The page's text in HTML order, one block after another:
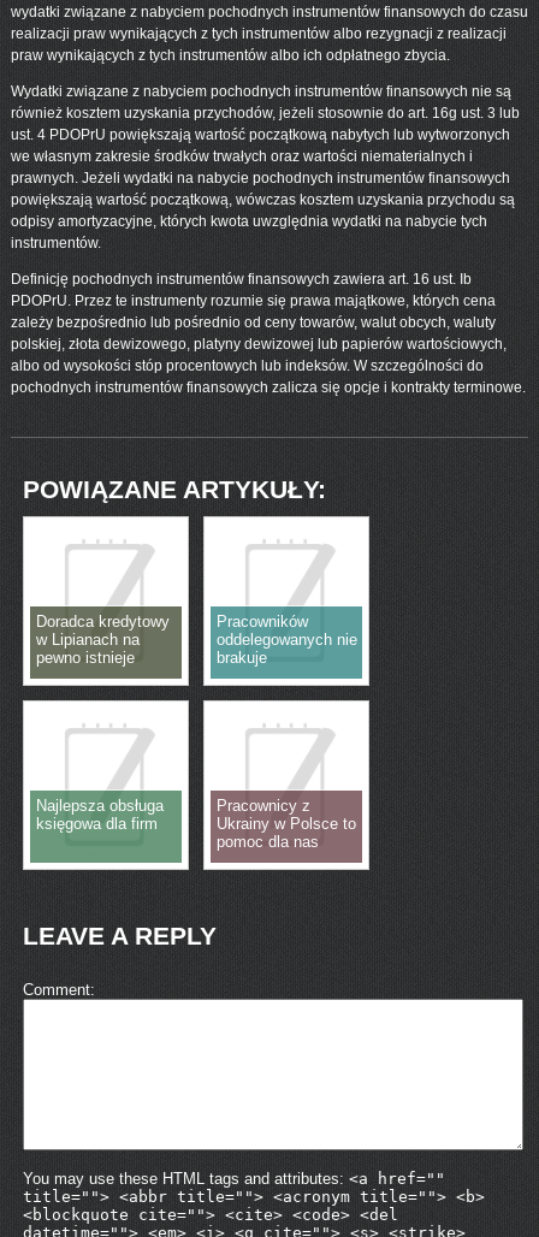
wydatki związane z nabyciem pochodnych instrumentów finansowych do czasu
realizacji praw wynikających z tych instrumentów albo rezygnacji z realizacji
praw wynikających z tych instrumentów albo ich odpłatnego zbycia.
Wydatki związane z nabyciem pochodnych instrumentów finansowych nie są
również kosztem uzyskania przychodów, jeżeli stosownie do art. 16g ust. 3 lub
ust. 4 PDOPrU powiększają wartość początkową nabytych lub wytworzonych
we własnym zakresie środków trwałych oraz wartości niematerialnych i
prawnych. Jeżeli wydatki na nabycie pochodnych instrumentów finansowych
powiększają wartość początkową, wówczas kosztem uzyskania przychodu są
odpisy amortyzacyjne, których kwota uwzględnia wydatki na nabycie tych
instrumentów.
Definicję pochodnych instrumentów finansowych zawiera art. 16 ust. Ib
PDOPrU. Przez te instrumenty rozumie się prawa majątkowe, których cena
zależy bezpośrednio lub pośrednio od ceny towarów, walut obcych, waluty
polskiej, złota dewizowego, platyny dewizowej lub papierów wartościowych,
albo od wysokości stóp procentowych lub indeksów. W szczególności do
pochodnych instrumentów finansowych zalicza się opcje i kontrakty terminowe.
POWIĄZANE ARTYKUŁY:
Doradca kredytowy
w Lipianach na
pewno istnieje
Pracowników
oddelegowanych nie
brakuje
Najlepsza obsługa
księgowa dla firm
Pracownicy z
Ukrainy w Polsce to
pomoc dla nas
LEAVE A REPLY
Comment
You may use these HTML tags and attributes: <a href=""
title=""> <abbr title=""> <acronym title=""> <b>
<blockquote cite=""> <cite> <code> <del
datetime=""> <em> <i> <q cite=""> <s> <strike>